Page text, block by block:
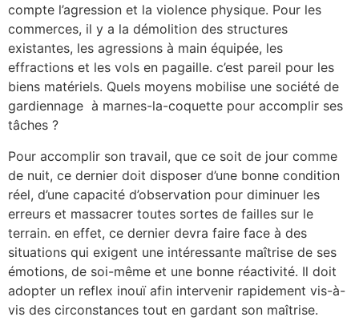
compte l’agression et la violence physique. Pour les
commerces, il y a la démolition des structures
existantes, les agressions à main équipée, les
effractions et les vols en pagaille. c’est pareil pour les
biens matériels. Quels moyens mobilise une société de
gardiennage à marnes-la-coquette pour accomplir ses
tâches ?
Pour accomplir son travail, que ce soit de jour comme
de nuit, ce dernier doit disposer d’une bonne condition
réel, d’une capacité d’observation pour diminuer les
erreurs et massacrer toutes sortes de failles sur le
terrain. en effet, ce dernier devra faire face à des
situations qui exigent une intéressante maîtrise de ses
émotions, de soi-même et une bonne réactivité. Il doit
adopter un reflex inouï afin intervenir rapidement vis-à-
vis des circonstances tout en gardant son maîtrise.